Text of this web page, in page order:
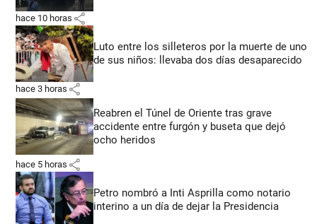
hace 10 horas share
Luto entre los silleteros por la muerte de uno
de sus niños: llevaba dos días desaparecido
hace 3 horas share
Reabren el Túnel de Oriente tras grave
accidente entre furgón y buseta que dejó
ocho heridos
hace 5 horas share
Petro nombró a Inti Asprilla como notario
interino a un día de dejar la Presidencia